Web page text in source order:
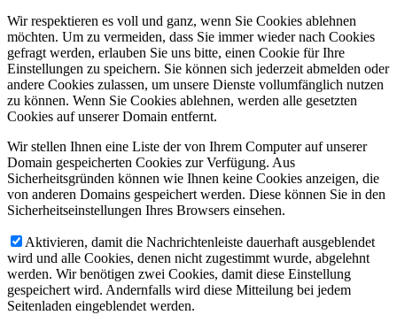
Wir respektieren es voll und ganz, wenn Sie Cookies ablehnen
möchten. Um zu vermeiden, dass Sie immer wieder nach Cookies
gefragt werden, erlauben Sie uns bitte, einen Cookie für Ihre
Einstellungen zu speichern. Sie können sich jederzeit abmelden oder
andere Cookies zulassen, um unsere Dienste vollumfänglich nutzen
zu können. Wenn Sie Cookies ablehnen, werden alle gesetzten
Cookies auf unserer Domain entfernt.
Wir stellen Ihnen eine Liste der von Ihrem Computer auf unserer
Domain gespeicherten Cookies zur Verfügung. Aus
Sicherheitsgründen können wie Ihnen keine Cookies anzeigen, die
von anderen Domains gespeichert werden. Diese können Sie in den
Sicherheitseinstellungen Ihres Browsers einsehen.
Aktivieren, damit die Nachrichtenleiste dauerhaft ausgeblendet
wird und alle Cookies, denen nicht zugestimmt wurde, abgelehnt
werden. Wir benötigen zwei Cookies, damit diese Einstellung
gespeichert wird. Andernfalls wird diese Mitteilung bei jedem
Seitenladen eingeblendet werden.